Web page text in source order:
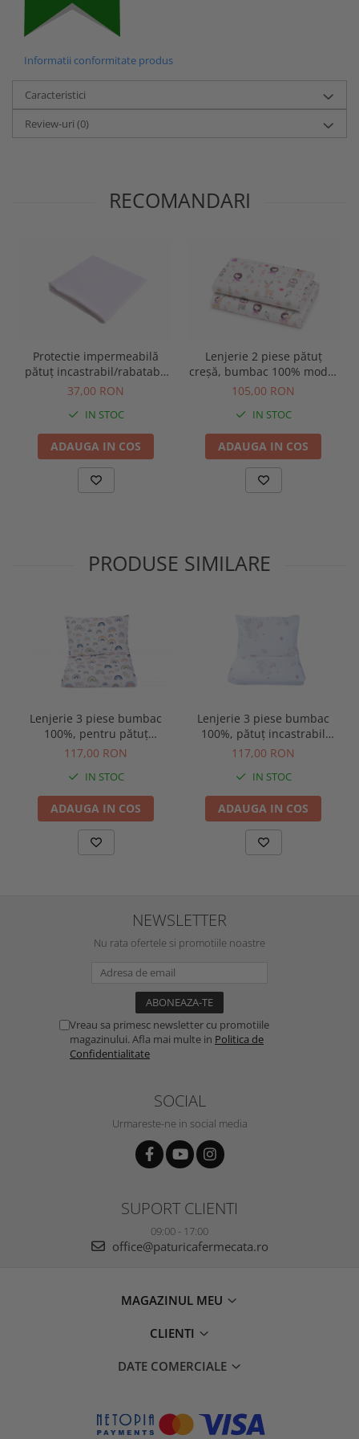
Informatii conformitate produs
Caracteristici
Review-uri (0)
RECOMANDARI
Protectie impermeabilă
pătuț incastrabil/rabatabil
140x60 cm
37,00 RON
IN STOC
ADAUGA IN COS
Lenjerie 2 piese pătuț
creșă, bumbac 100% model
fetițe, 120x60 cm
105,00 RON
IN STOC
ADAUGA IN COS
PRODUSE SIMILARE
Lenjerie 3 piese bumbac
100%, pentru pătuț
incastrabil, model curcubee
117,00 RON
IN STOC
ADAUGA IN COS
Lenjerie 3 piese bumbac
100%, pătuț incastrabil
model iepurași
117,00 RON
IN STOC
ADAUGA IN COS
NEWSLETTER
Nu rata ofertele si promotiile noastre
Vreau sa primesc newsletter cu promotiile
magazinului. Afla mai multe in Politica de
Confidentialitate
SOCIAL
Urmareste-ne in social media
SUPORT CLIENTI
09:00 - 17:00
office@paturicafermecata.ro
MAGAZINUL MEU
CLIENTI
DATE COMERCIALE